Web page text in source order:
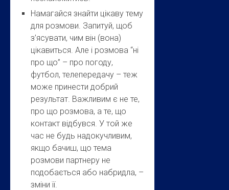
Намагайся знайти цікаву тему
для розмови. Запитуй, щоб
з’ясувати, чим він (вона)
цікавиться. Але і розмова “ні
про що” – про погоду,
футбол, телепередачу – теж
може принести добрий
результат. Важливим є не те,
про що розмова, а те, що
контакт відбувся. У той же
час не будь надокучливим,
якщо бачиш, що тема
розмови партнеру не
подобається або набридла, –
зміни її.